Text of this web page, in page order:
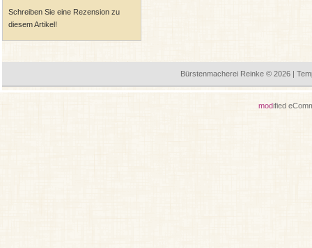
Schreiben Sie eine Rezension zu
diesem Artikel!
Bürstenmacherei Reinke © 2026 |
modified